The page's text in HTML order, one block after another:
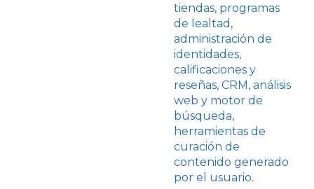
tiendas, programas
de lealtad,
administración de
identidades,
calificaciones y
reseñas, CRM, análisis
web y motor de
búsqueda,
herramientas de
curación de
contenido generado
por el usuario.